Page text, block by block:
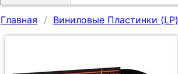
Главная Виниловые Пластинки (LP)